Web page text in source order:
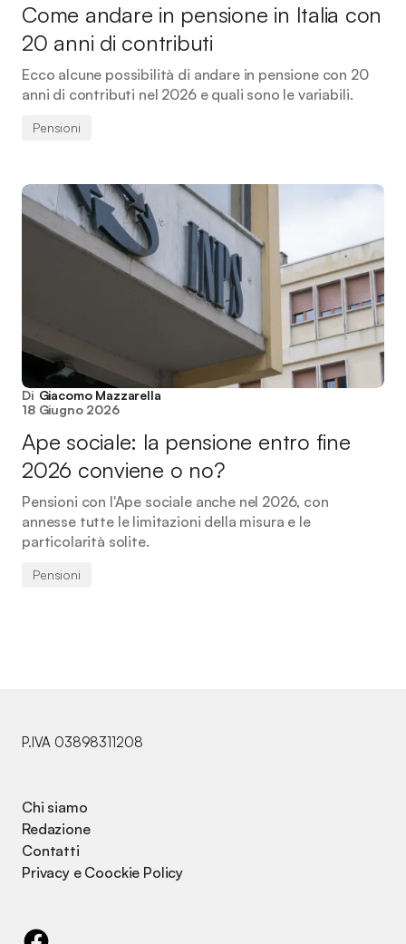
Come andare in pensione in Italia con
20 anni di contributi
Ecco alcune possibilità di andare in pensione con 20
anni di contributi nel 2026 e quali sono le variabili.
Pensioni
Di Giacomo Mazzarella
18 Giugno 2026
Ape sociale: la pensione entro fine
2026 conviene o no?
Pensioni con l'Ape sociale anche nel 2026, con
annesse tutte le limitazioni della misura e le
particolarità solite.
Pensioni
P.IVA 03898311208
Chi siamo
Redazione
Contatti
Privacy e Coockie Policy